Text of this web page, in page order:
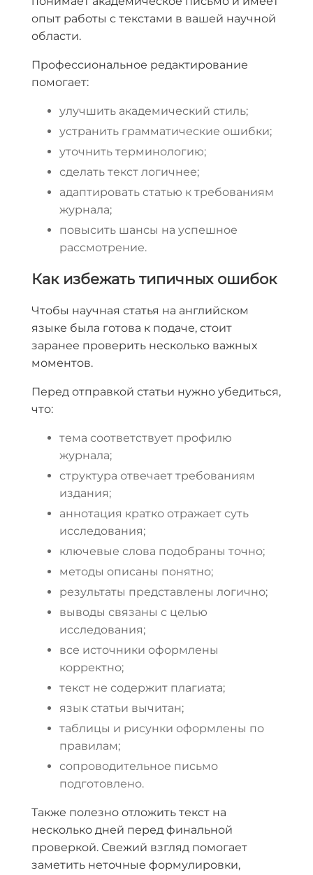
опыт работы с текстами в вашей научной
области.
Профессиональное редактирование
помогает:
улучшить академический стиль;
устранить грамматические ошибки;
уточнить терминологию;
сделать текст логичнее;
адаптировать статью к требованиям
журнала;
повысить шансы на успешное
рассмотрение.
Как избежать типичных ошибок
Чтобы научная статья на английском
языке была готова к подаче, стоит
заранее проверить несколько важных
моментов.
Перед отправкой статьи нужно убедиться,
что:
тема соответствует профилю
журнала;
структура отвечает требованиям
издания;
аннотация кратко отражает суть
исследования;
ключевые слова подобраны точно;
методы описаны понятно;
результаты представлены логично;
выводы связаны с целью
исследования;
все источники оформлены
корректно;
текст не содержит плагиата;
язык статьи вычитан;
таблицы и рисунки оформлены по
правилам;
сопроводительное письмо
подготовлено.
Также полезно отложить текст на
несколько дней перед финальной
проверкой. Свежий взгляд помогает
заметить неточные формулировки,